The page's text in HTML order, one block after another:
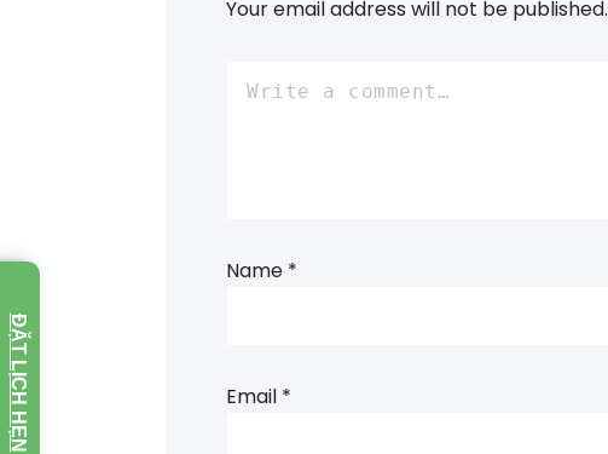
Your email address will not be published.
Name *
Email *
ĐẶT LỊCH HẸN